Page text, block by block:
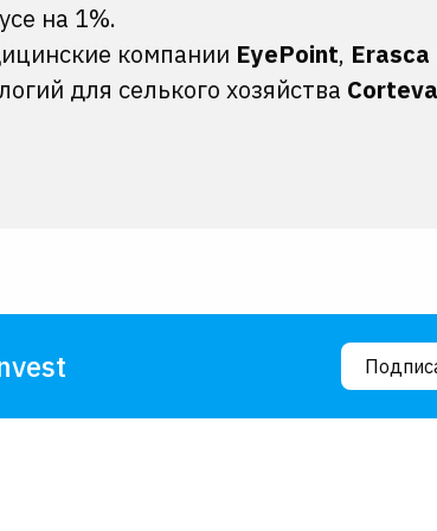
на 1%.
компании EyePoint, Erasca
для селького хозяйства Corteva